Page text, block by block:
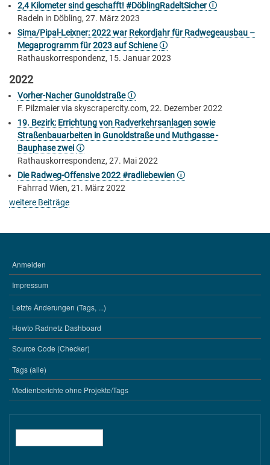
2,4 Kilometer sind geschafft! #DöblingRadeltSicher🛈
Radeln in Döbling, 27. März 2023
Sima/Pipal-Leixner: 2022 war Rekordjahr für Radwegeausbau –
Megaprogramm für 2023 auf Schiene🛈
Rathauskorrespondenz, 15. Januar 2023
2022
Vorher-Nacher Gunoldstraße🛈
F. Pilzmaier via skyscrapercity.com, 22. Dezember 2022
19. Bezirk: Errichtung von Radverkehrsanlagen sowie
Straßenbauarbeiten in Gunoldstraße und Muthgasse -
Bauphase zwei🛈
Rathauskorrespondenz, 27. Mai 2022
Die Radweg-Offensive 2022 #radliebewien🛈
Fahrrad Wien, 21. März 2022
weitere Beiträge
BENUTZERMENÜ
Anmelden
Impressum
WERKZEUGE
Letzte Änderungen (Tags, ...)
Howto Radnetz Dashboard
Source Code (Checker)
Tags (alle)
Medienberichte ohne Projekte/Tags
Suche